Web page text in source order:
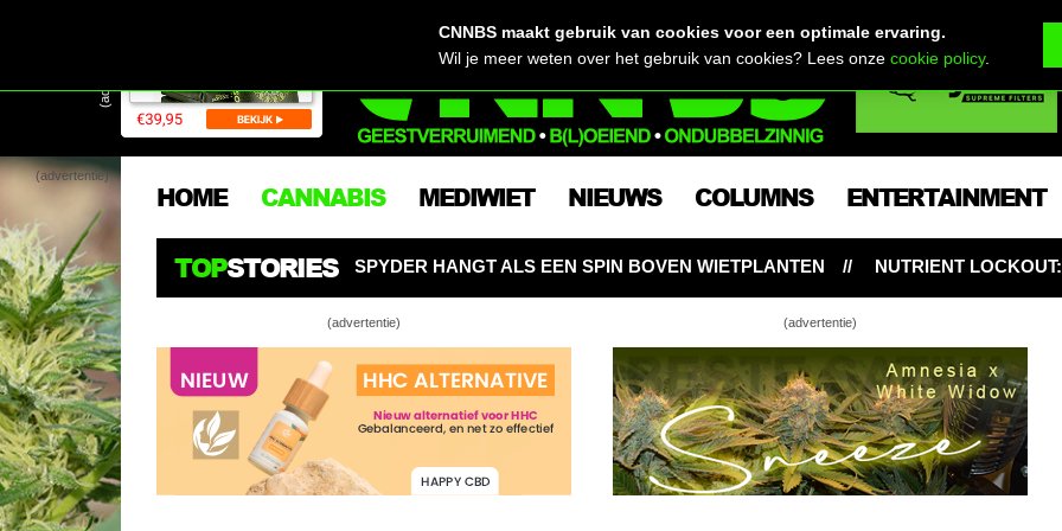
(advertentie)
(advertentie)
HOME CANNABIS MEDIWIET NIEUWS COLUMNS ENTERTAINMENT
TOPSTORIES
SPYDER HANGT ALS EEN SPIN BOVEN WIETPLANTEN NUTRIENT LOCKOUT: HONGERIGE
(advertentie) (advertentie)
Top 5 kweekvragen voor beginners
CNNBS basics: wietplanten dieven
CNNBS maakt gebruik van cookies voor een optimale ervaring.
Wil je meer weten over het gebruik van cookies? Lees onzecookie policy.